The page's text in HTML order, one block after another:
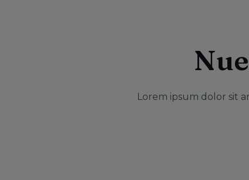
Lorem ipsum dolor sit